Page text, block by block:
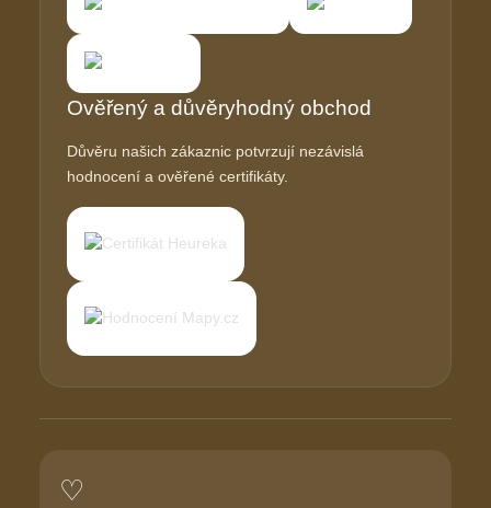
Ověřený a důvěryhodný obchod
Důvěru našich zákaznic potvrzují nezávislá
hodnocení a ověřené certifikáty.
♡